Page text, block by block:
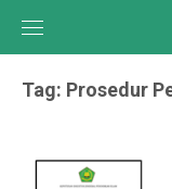
Tag: Prosedur